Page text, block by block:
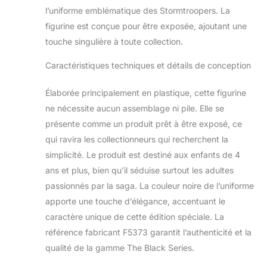
supérieure George
Lucas (en
camouflage
la présenter dans le
collection Star Wars
BLASTER
AMOVIBLE : cette
figurine d'action de
la série Star Wars la
série noire est livrée
qui en font une
excellente
extension de toute
collection Star Wars
Il existe d'autres
figures d'une
l’uniforme emblématique des Stormtroopers. La
figurine est conçue pour être exposée, ajoutant une
touche singulière à toute collection.
Caractéristiques techniques et détails de conception
Élaborée principalement en plastique, cette figurine
ne nécessite aucun assemblage ni pile. Elle se
présente comme un produit prêt à être exposé, ce
qui ravira les collectionneurs qui recherchent la
simplicité. Le produit est destiné aux enfants de 4
ans et plus, bien qu’il séduise surtout les adultes
passionnés par la saga. La couleur noire de l’uniforme
apporte une touche d’élégance, accentuant le
caractère unique de cette édition spéciale. La
référence fabricant F5373 garantit l’authenticité et la
qualité de la gamme The Black Series.